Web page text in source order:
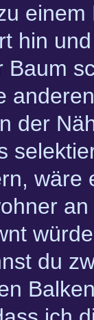
hin
Baum
der
wäre
du